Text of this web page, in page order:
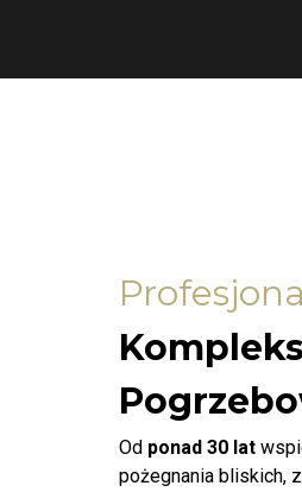
Od ponad 30 lat
pożegnania bliskich,